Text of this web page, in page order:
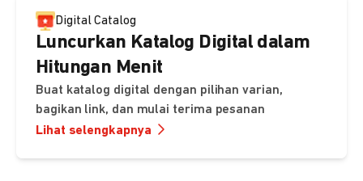
Digital Catalog
Luncurkan Katalog Digital dalam
Hitungan Menit
Buat katalog digital dengan pilihan varian,
bagikan link, dan mulai terima pesanan
Lihat selengkapnya